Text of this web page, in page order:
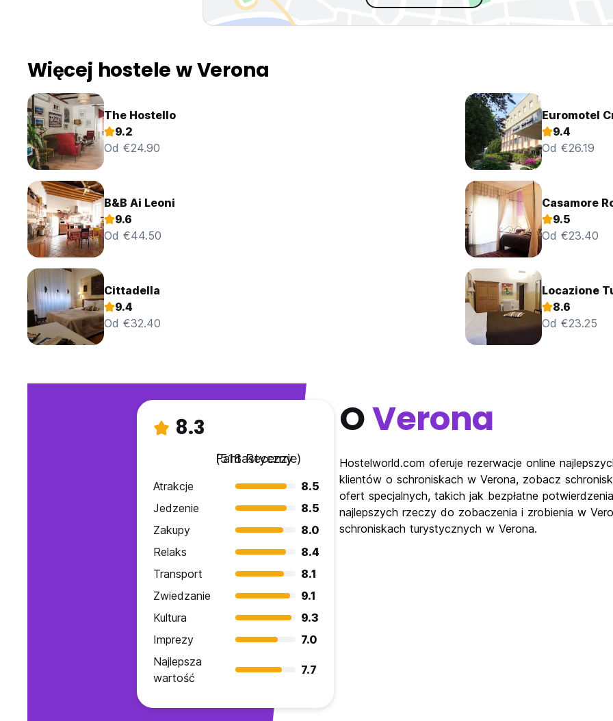
Więcej hostele w Verona
The Hostello
9.2
Od €24.90
Euromotel
9.4
Od €26.19
B&B Ai Leoni
9.6
Od €44.50
Casamore
9.5
Od €23.40
Cittadella
9.4
Od €32.40
Locazione
8.6
Od €23.25
8.3
Fantastyczny
(518 Recenzje)
Atrakcje
8.5
Jedzenie
8.5
Zakupy
8.0
Relaks
8.4
Transport
8.1
Zwiedzanie
9.1
Kultura
9.3
Imprezy
7.0
Najlepsza
wartość
7.7
OVerona
Hostelworld.com oferuje rezerwacje online
klientów o schroniskach w Verona, zobacz
ofert specjalnych, takich jak bezpłatne
najlepszych rzeczy do zobaczenia i zrobienia w
schroniskach turystycznych w Verona.